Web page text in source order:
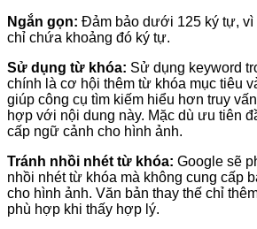
Ngắn gọn: Đảm bảo dưới 125 ký tự, vì
chỉ chứa khoảng đó ký tự.
Sử dụng từ khóa: Sử dụng keyword
chính là cơ hội thêm từ khóa mục tiêu
giúp công cụ tìm kiếm hiểu hơn truy
hợp với nội dung này. Mặc dù ưu tiên
cấp ngữ cảnh cho hình ảnh.
Tránh nhồi nhét từ khóa: Google sẽ
nhồi nhét từ khóa mà không cung cấp
cho hình ảnh. Văn bản thay thế chỉ
phù hợp khi thấy hợp lý.